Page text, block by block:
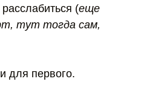
(еще
тут тогда сам,
для первого.